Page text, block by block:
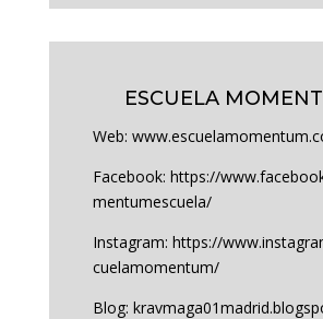
ESCUELA
Web:
Facebook: https://
mentumescuela/
Instagram: https://
cuelamomentum/
Blog: